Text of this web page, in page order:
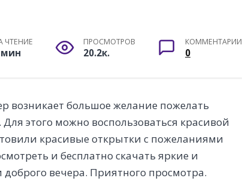
ЧТЕНИЕ
мин
ПРОСМОТРОВ
20.2к.
КОММЕНТАРИИ
0
большое желание пожелать
этого можно воспользоваться красивой
красивые открытки с пожеланиями
и бесплатно скачать яркие и
вечера. Приятного просмотра.